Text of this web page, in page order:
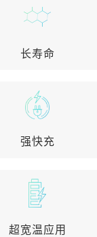
、IEC62133、CTIA、
长寿命
长寿命
强快充
强快充
超宽温应用